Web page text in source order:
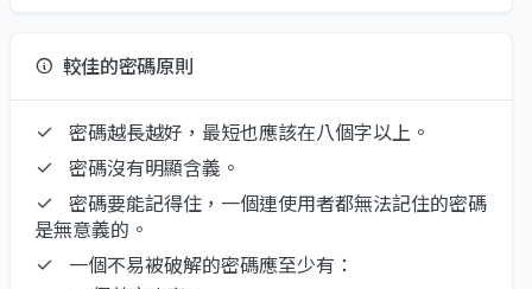
較佳的密碼原則
密碼越長越好，最短也應該在八個字以上。
密碼沒有明顯含義。
密碼要能記得住，一個連使用者都無法記住的密碼
是無意義的。
一個不易被破解的密碼應至少有：